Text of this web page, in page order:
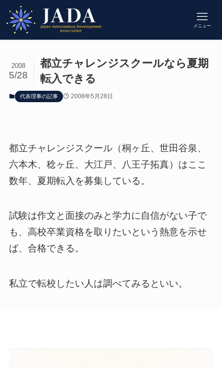
メニュー
都立チャレンジスクールなら夏期
転入できる
2008
5/28
代表理事の記事 2008年5月28日
都立チャレンジスクール（桐ヶ丘、世田谷泉、
六本木、稔ヶ丘、大江戸、八王子拓真）はここ
数年、夏期転入を募集している。
試験は作文と面接のみと学力に自信がない子で
も、高校卒業資格を取りたいという熱意を示せ
ば、合格できる。
私立で転校したい人は調べてみるといい。